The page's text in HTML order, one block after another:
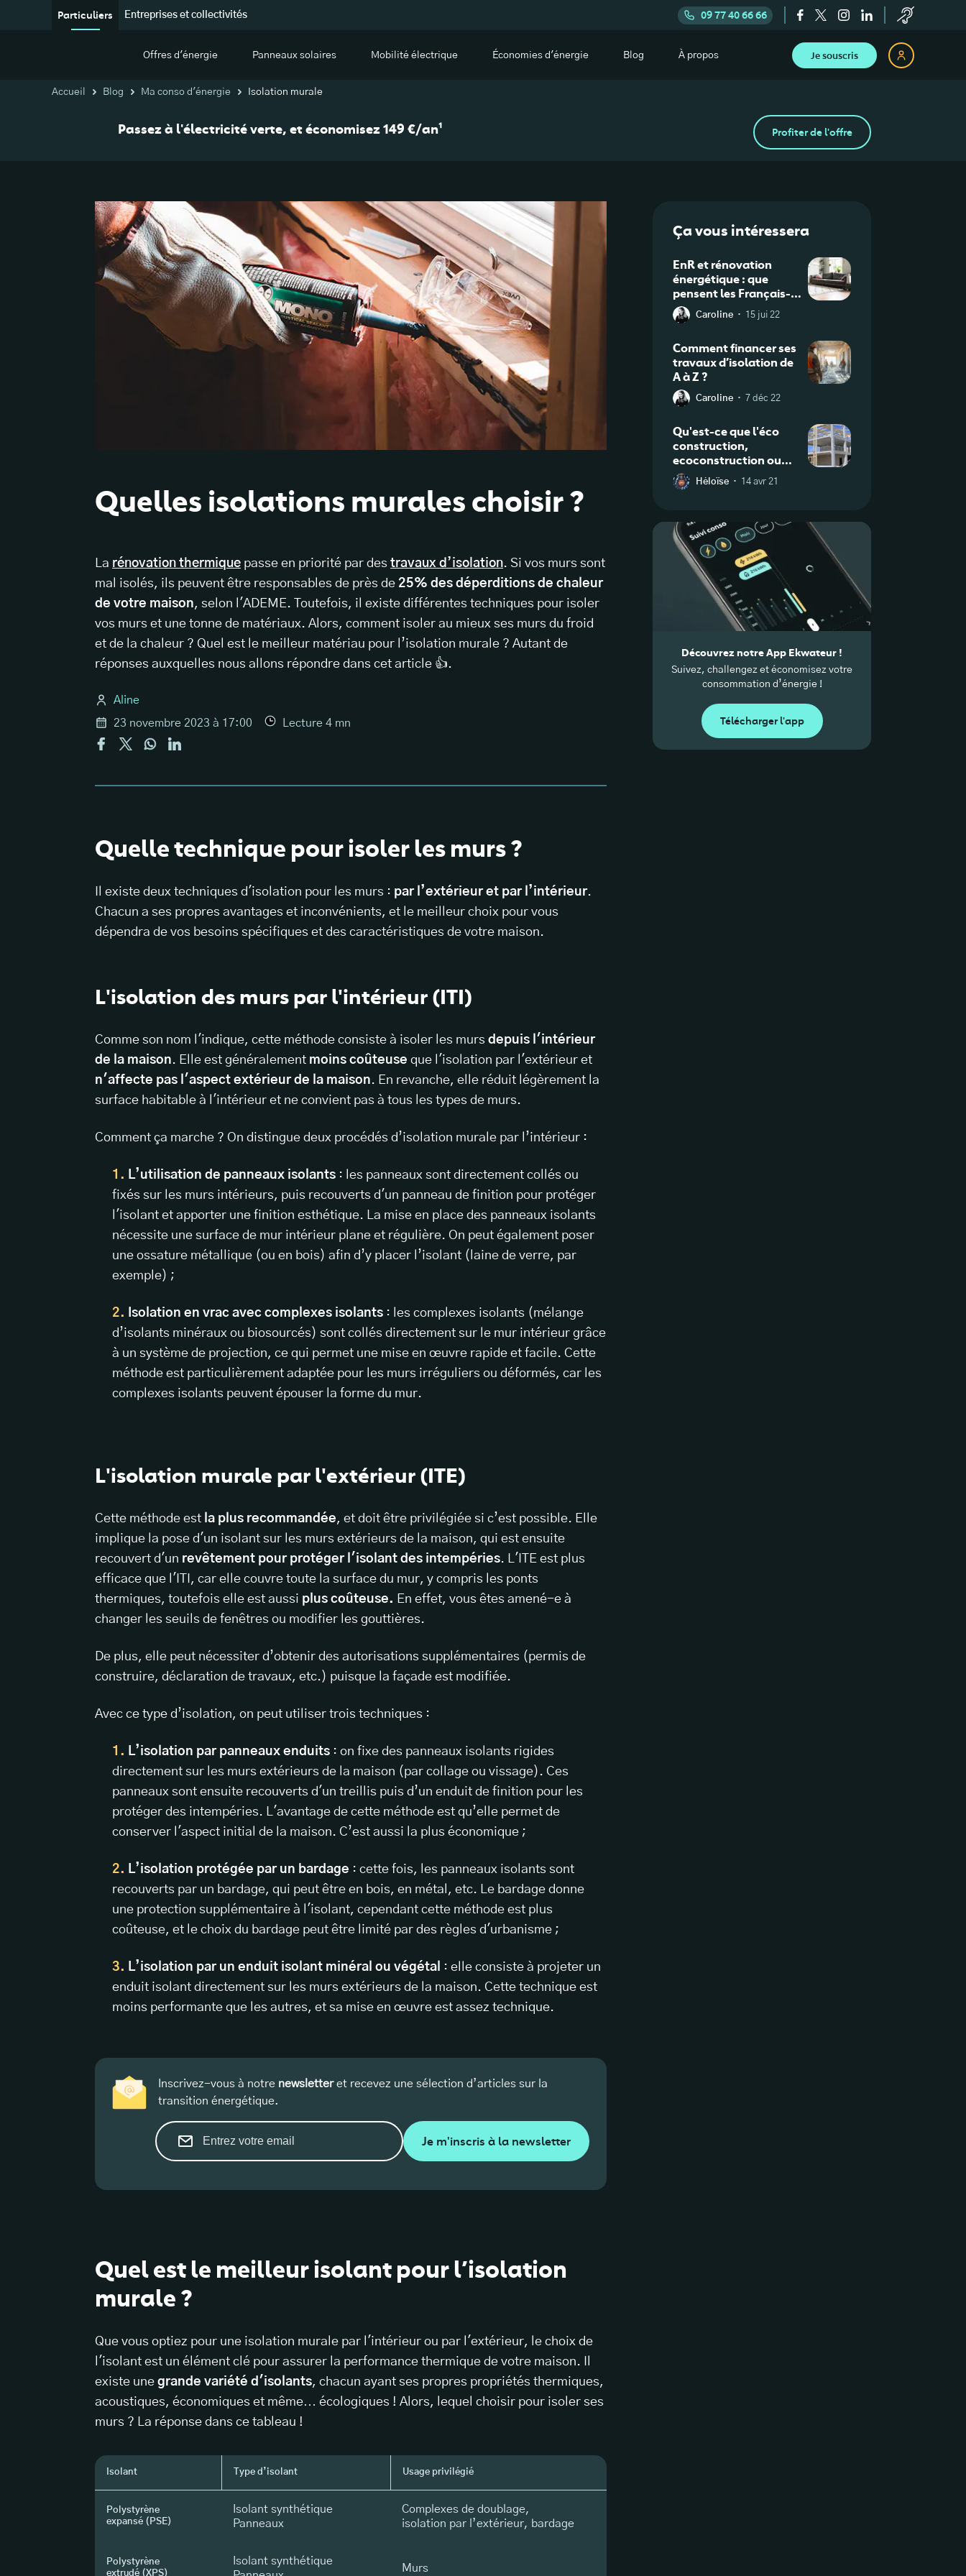
Particuliers Entreprises et collectivités 09 77 40 66 66
Offres d'énergie Panneaux solaires Mobilité électrique Économies d'énergie Blog À propos Je souscris
Accueil Blog Ma conso d'énergie Isolation murale
Passez à l'électricité verte, et économisez 149 €/an¹ Profiter de l'offre
Quelles isolations murales choisir ?
La rénovation thermique passe en priorité par des travaux d’isolation. Si vos murs sont
mal isolés, ils peuvent être responsables de près de 25% des déperditions de chaleur
de votre maison, selon l'ADEME. Toutefois, il existe différentes techniques pour isoler
vos murs et une tonne de matériaux. Alors, comment isoler au mieux ses murs du froid
et de la chaleur ? Quel est le meilleur matériau pour l’isolation murale ? Autant de
réponses auxquelles nous allons répondre dans cet article 👍.
Aline
23 novembre 2023 à 17:00
Lecture 4 mn
Quelle technique pour isoler les murs ?
Il existe deux techniques d'isolation pour les murs : par l’extérieur et par l’intérieur.
Chacun a ses propres avantages et inconvénients, et le meilleur choix pour vous
dépendra de vos besoins spécifiques et des caractéristiques de votre maison.
L'isolation des murs par l'intérieur (ITI)
Comme son nom l'indique, cette méthode consiste à isoler les murs depuis l'intérieur
de la maison. Elle est généralement moins coûteuse que l'isolation par l'extérieur et
n'affecte pas l'aspect extérieur de la maison. En revanche, elle réduit légèrement la
surface habitable à l'intérieur et ne convient pas à tous les types de murs.
Comment ça marche ? On distingue deux procédés d’isolation murale par l’intérieur :
L’utilisation de panneaux isolants : les panneaux sont directement collés ou
fixés sur les murs intérieurs, puis recouverts d'un panneau de finition pour protéger
l'isolant et apporter une finition esthétique. La mise en place des panneaux isolants
nécessite une surface de mur intérieur plane et régulière. On peut également poser
une ossature métallique (ou en bois) afin d’y placer l’isolant (laine de verre, par
exemple) ;
Isolation en vrac avec complexes isolants : les complexes isolants (mélange
d’isolants minéraux ou biosourcés) sont collés directement sur le mur intérieur grâce
à un système de projection, ce qui permet une mise en œuvre rapide et facile. Cette
méthode est particulièrement adaptée pour les murs irréguliers ou déformés, car les
complexes isolants peuvent épouser la forme du mur.
L'isolation murale par l'extérieur (ITE)
Cette méthode est la plus recommandée, et doit être privilégiée si c’est possible. Elle
implique la pose d'un isolant sur les murs extérieurs de la maison, qui est ensuite
recouvert d'un revêtement pour protéger l'isolant des intempéries. L'ITE est plus
efficace que l'ITI, car elle couvre toute la surface du mur, y compris les ponts
thermiques, toutefois elle est aussi plus coûteuse. En effet, vous êtes amené-e à
changer les seuils de fenêtres ou modifier les gouttières.
De plus, elle peut nécessiter d’obtenir des autorisations supplémentaires (permis de
construire, déclaration de travaux, etc.) puisque la façade est modifiée.
Avec ce type d’isolation, on peut utiliser trois techniques :
L’isolation par panneaux enduits : on fixe des panneaux isolants rigides
directement sur les murs extérieurs de la maison (par collage ou vissage). Ces
panneaux sont ensuite recouverts d'un treillis puis d’un enduit de finition pour les
protéger des intempéries. L'avantage de cette méthode est qu’elle permet de
conserver l'aspect initial de la maison. C’est aussi la plus économique ;
L’isolation protégée par un bardage : cette fois, les panneaux isolants sont
recouverts par un bardage, qui peut être en bois, en métal, etc. Le bardage donne
une protection supplémentaire à l'isolant, cependant cette méthode est plus
coûteuse, et le choix du bardage peut être limité par des règles d'urbanisme ;
L’isolation par un enduit isolant minéral ou végétal
: elle consiste à projeter un
enduit isolant directement sur les murs extérieurs de la maison. Cette technique est
moins performante que les autres, et sa mise en œuvre est assez technique.
Inscrivez-vous à notre newsletteret recevez une sélection d’articles sur la
transition énergétique.
Je m'inscris à la newsletter
Quel est le meilleur isolant pour l’isolation
murale ?
Que vous optiez pour une isolation murale par l'intérieur ou par l'extérieur, le choix de
l'isolant est un élément clé pour assurer la performance thermique de votre maison. Il
existe une grande variété d'isolants, chacun ayant ses propres propriétés thermiques,
acoustiques, économiques et même… écologiques ! Alors, lequel choisir pour isoler ses
murs ? La réponse dans ce tableau !
Isolant Type d’isolant Usage privilégié
Polystyrène
expansé (PSE)
Isolant synthétique
Panneaux
Complexes de doublage,
isolation par l’extérieur, bardage
Polystyrène
extrudé (XPS)
Isolant synthétique
Murs
Ça vous intéressera
EnR et rénovation
énergétique : que
pensent les Français-
es ?
Caroline · 15 jui 22
Comment financer ses
travaux d’isolation de
A à Z ?
Caroline · 7 déc 22
Qu'est-ce que l'éco
construction,
ecoconstruction ou
écoconstruction ?
Héloïse · 14 avr 21
Découvrez notre App Ekwateur !
Suivez, challengez et économisez votre
consommation d’énergie !
Télécharger l'app